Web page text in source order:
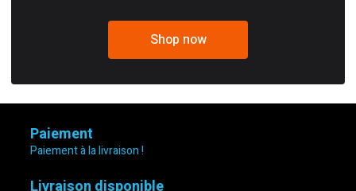
Shop now
Paiement
Paiement à la livraison !